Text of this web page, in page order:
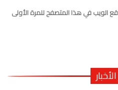
الويب في هذا المتصفح للمرة الأولى